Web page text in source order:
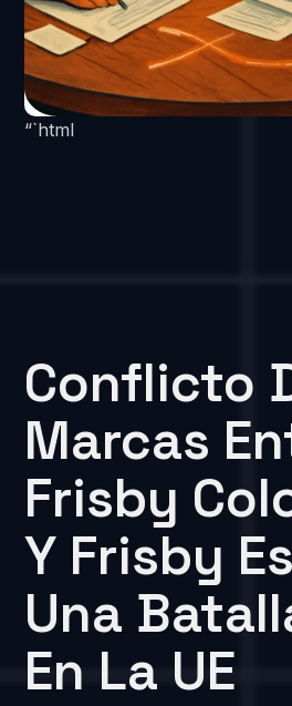
“`html
Conflicto
Marcas
Frisby
Y Frisby
Una
En La UE